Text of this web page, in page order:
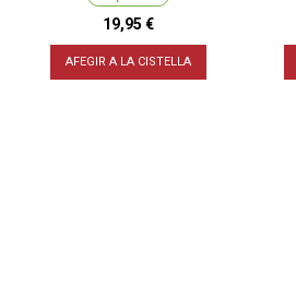
19,95 €
AFEGIR A LA CISTELLA